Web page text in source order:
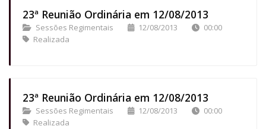
23ª Reunião Ordinária em 12/08/2013
Sessões Regimentais 12/08/2013
00:00
Realizada
23ª Reunião Ordinária em 12/08/2013
Sessões Regimentais 12/08/2013
00:00
Realizada